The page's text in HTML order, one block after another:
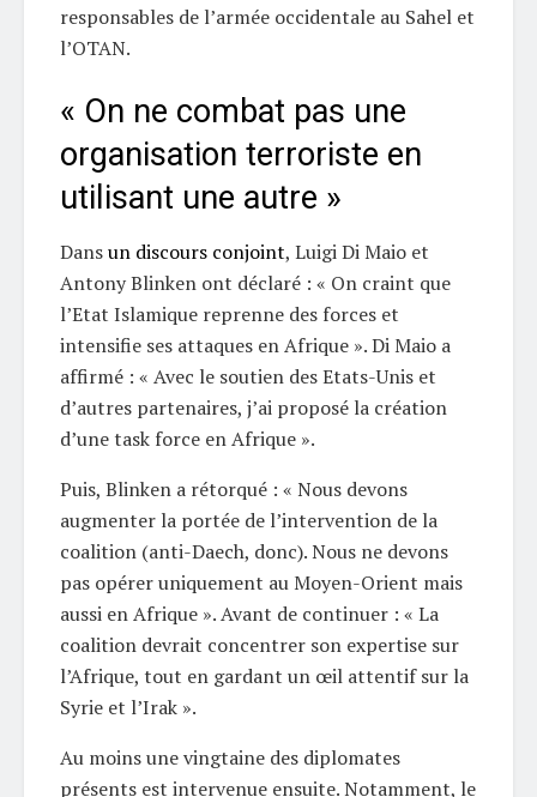
responsables de l’armée occidentale au Sahel et
l’OTAN.
« On ne combat pas une
organisation terroriste en
utilisant une autre »
Dansun discours conjoint, Luigi Di Maio et
Antony Blinken ont déclaré : « On craint que
l’Etat Islamique reprenne des forces et
intensifie ses attaques en Afrique ». Di Maio a
affirmé : « Avec le soutien des Etats-Unis et
d’autres partenaires, j’ai proposé la création
d’une task force en Afrique ».
Puis, Blinken a rétorqué : « Nous devons
augmenter la portée de l’intervention de la
coalition (anti-Daech, donc). Nous ne devons
pas opérer uniquement au Moyen-Orient mais
aussi en Afrique ». Avant de continuer : « La
coalition devrait concentrer son expertise sur
l’Afrique, tout en gardant un œil attentif sur la
Syrie et l’Irak ».
Au moins une vingtaine des diplomates
présents est intervenue ensuite. Notamment, le